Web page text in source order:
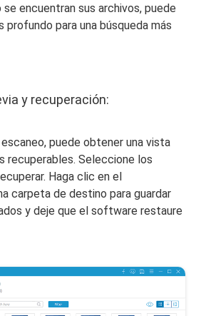
encuentran sus archivos, puede
profundo para una búsqueda más
y recuperación:
puede obtener una vista
recuperables. Seleccione los
Haga clic en el
carpeta de destino para guardar
y deje que el software restaure